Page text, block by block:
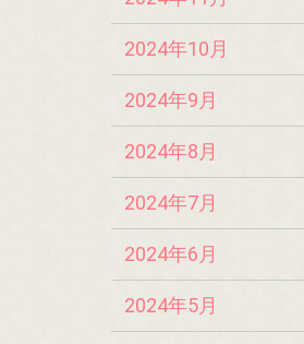
2024年10月
2024年9月
2024年8月
2024年7月
2024年6月
2024年5月